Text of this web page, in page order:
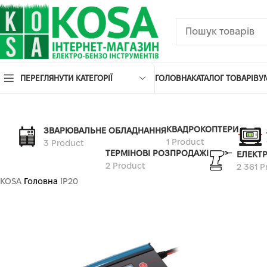
ПЕРЕГЛЯНУТИ КАТЕГОРІЇ ГОЛОВНАКАТАЛОГ ТОВАРІВ
ЗВАРЮВАЛЬНЕ ОБЛАДНАННЯ
3 Product
КВАДРОКОПТЕРИ
1 Product
ТЕРМІНОВІ РОЗПРОДАЖІ
2 Product
2 361
KOSA Головна IP20